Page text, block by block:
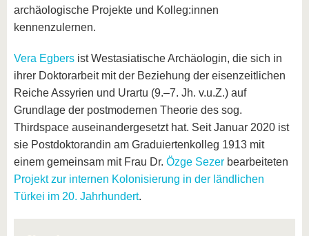
archäologische Projekte und Kolleg:innen
kennenzulernen.
Vera Egbers ist Westasiatische Archäologin, die sich in
ihrer Doktorarbeit mit der Beziehung der eisenzeitlichen
Reiche Assyrien und Urartu (9.–7. Jh. v.u.Z.) auf
Grundlage der postmodernen Theorie des sog.
Thirdspace auseinandergesetzt hat. Seit Januar 2020 ist
sie Postdoktorandin am Graduiertenkolleg 1913 mit
einem gemeinsam mit Frau Dr. Özge Sezer bearbeiteten
Projekt zur internen Kolonisierung in der ländlichen
Türkei im 20. Jahrhundert.